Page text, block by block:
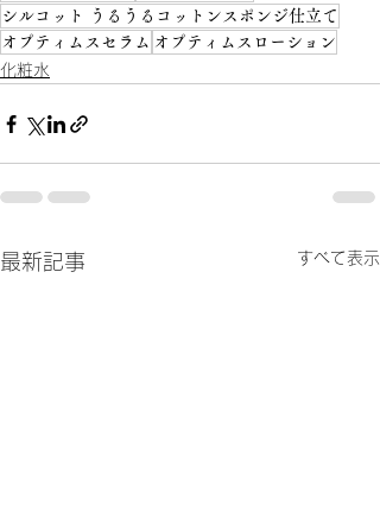
シルコット うるうるコットンスポンジ仕立て
オプティムスセラム オプティムスローション
化粧水
最新記事 すべて表示